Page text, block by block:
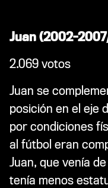
Juan (2002-
2.069 votos
Juan se
posición en el eje
por condiciones
al fútbol eran
Juan, que venía
tenía menos